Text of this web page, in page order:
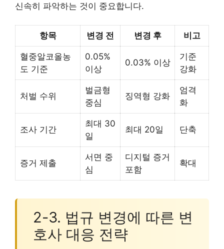
신속히 파악하는 것이 중요합니다.
항목 변경 전 변경 후 비고
혈중알코올농
도 기준
0.05%
이상
0.03% 이상
기준
강화
처벌 수위
벌금형
중심
징역형 강화
엄격
화
조사 기간
최대 30
일
최대 20일 단축
증거 제출
서면 중
심
디지털 증거
포함
확대
2-3. 법규 변경에 따른 변
호사 대응 전략